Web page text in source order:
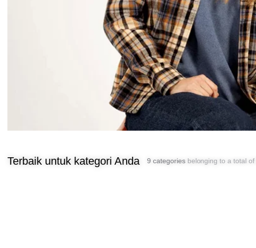
Terbaik untuk kategori Anda 9 categoriesbelonging to a total of